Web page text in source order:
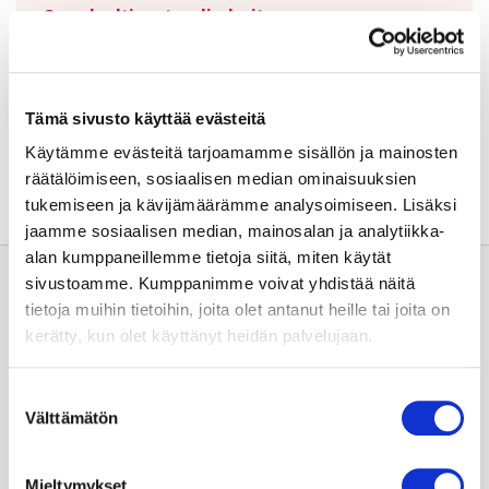
Tämä sivusto käyttää evästeitä
Käytämme evästeitä tarjoamamme sisällön ja mainosten
räätälöimiseen, sosiaalisen median ominaisuuksien
tukemiseen ja kävijämäärämme analysoimiseen. Lisäksi
jaamme sosiaalisen median, mainosalan ja analytiikka-
alan kumppaneillemme tietoja siitä, miten käytät
sivustoamme. Kumppanimme voivat yhdistää näitä
tietoja muihin tietoihin, joita olet antanut heille tai joita on
kerätty, kun olet käyttänyt heidän palvelujaan.
valinta
Välttämätön
Sepelvaltimotaudin hoito➝
Jaa sivu:
Usein kysyttyä
Anna palautetta